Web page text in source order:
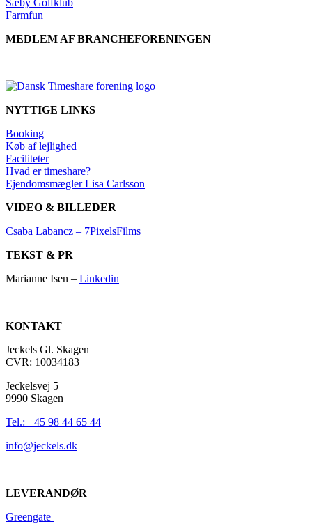
Farmfun
MEDLEM AF BRANCHEFORENINGEN
NYTTIGE LINKS
Booking
Køb af lejlighed
Faciliteter
Hvad er timeshare?
Ejendomsmægler Lisa Carlsson
VIDEO & BILLEDER
Csaba Labancz – 7PixelsFilms
TEKST & PR
Marianne Isen – Linkedin
KONTAKT
Jeckels Gl. Skagen
CVR: 10034183
Jeckelsvej 5
9990 Skagen
Tel.: +45 98 44 65 44
info@jeckels.dk
LEVERANDØR
Greengate